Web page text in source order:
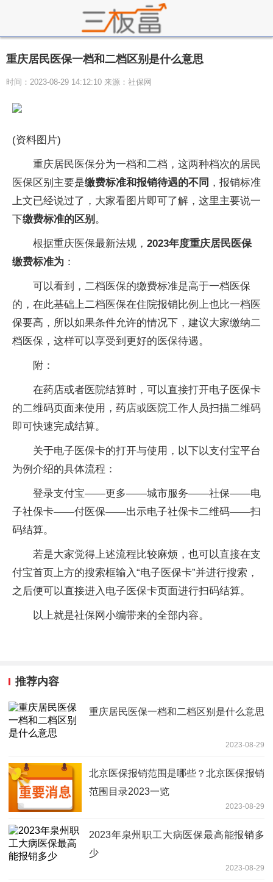
重庆居民医保一档和二档区别是什么意思
时间：2023-08-29 14:12:10 来源：社保网
(资料图片)
重庆居民医保分为一档和二档，这两种档次的居民
医保区别主要是缴费标准和报销待遇的不同 ，报销标准
上文已经说过了，大家看图片即可了解，这里主要说一
下缴费标准的区别 。
根据重庆医保最新法规， 2023年度重庆居民医保
缴费标准为 ：
可以看到，二档医保的缴费标准是高于一档医保
的，在此基础上二档医保在住院报销比例上也比一档医
保要高，所以如果条件允许的情况下，建议大家缴纳二
档医保，这样可以享受到更好的医保待遇。
附：
在药店或者医院结算时，可以直接打开电子医保卡
的二维码页面来使用，药店或医院工作人员扫描二维码
即可快速完成结算。
关于电子医保卡的打开与使用，以下以支付宝平台
为例介绍的具体流程：
登录支付宝——更多——城市服务——社保——电
子社保卡——付医保——出示电子社保卡二维码——扫
码结算。
若是大家觉得上述流程比较麻烦，也可以直接在支
付宝首页上方的搜索框输入“电子医保卡”并进行搜索，
之后便可以直接进入电子医保卡页面进行扫码结算。
以上就是社保网小编带来的全部内容。
推荐内容
重庆居民医保一档和二档区别是什么意思
2023-08-29
北京医保报销范围是哪些？北京医保报销
范围目录2023一览
2023-08-29
2023年泉州职工大病医保最高能报销多
少
2023-08-29